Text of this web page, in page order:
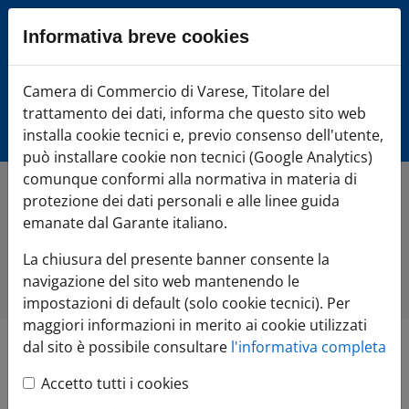
Sezione salto blocchi
Vai alla sezione dedicata alle informazioni correlate
Vai al footer
Camera di Commercio Varese
Home»Comunicazione»Tutte le notizie»Camera di
Commercio e il Centro CreaRes dell'Insubria presentano il
rapporto di ricerca sul valore dell'economia sociale
consolidare le strategie pilota in un modello organizzativo
integrato
Camera di
Informativa breve cookies
Camera di Commercio di Varese, Titolare del
trattamento dei dati, informa che questo sito web
installa cookie tecnici e, previo consenso dell'utente,
può installare cookie non tecnici (Google Analytics)
comunque conformi alla normativa in materia di
protezione dei dati personali e alle linee guida
emanate dal Garante italiano.
La chiusura del presente banner consente la
navigazione del sito web mantenendo le
impostazioni di default (solo cookie tecnici). Per
maggiori informazioni in merito ai cookie utilizzati
dal sito è possibile consultare l'informativa completa
Accetto tutti i cookies